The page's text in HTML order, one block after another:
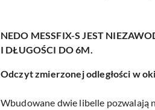
NEDO MESSFIX-S JEST
I DŁUGOŚCI DO 6M.
Odczyt zmierzonej odległości w
Wbudowane dwie libelle pozwalają